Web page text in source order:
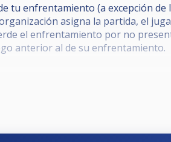
tu enfrentamiento (a excepción
asigna la partida, el
el enfrentamiento por no
anterior al de su enfrentamiento.